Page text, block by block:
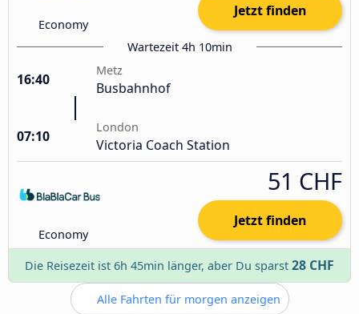
Economy
Jetzt finden
Wartezeit 4h 10min
16:40
Metz
Busbahnhof
07:10
London
Victoria Coach Station
Economy
51 CHF
Jetzt finden
Die Reisezeit ist 6h 45min länger, aber Du sparst 28 CHF
Alle Fahrten für morgen anzeigen